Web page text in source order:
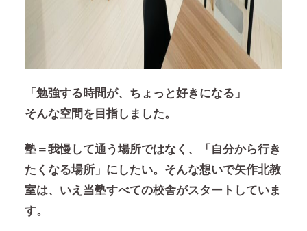
「勉強する時間が、ちょっと好きになる」
そんな空間を目指しました。
塾＝我慢して通う場所ではなく、「自分から行き
たくなる場所」にしたい。そんな想いで矢作北教
室は、いえ当塾すべての校舎がスタートしていま
す。